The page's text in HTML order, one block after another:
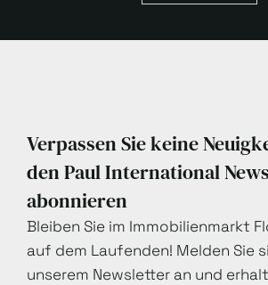
Verpassen Sie keine
den Paul International
abonnieren
Bleiben Sie im Immobilienmarkt
auf dem Laufenden! Melden Sie
unserem Newsletter an und